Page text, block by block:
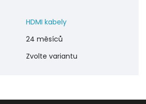
HDMI kabely
24 měsíců
Zvolte variantu